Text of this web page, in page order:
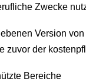
Zwecke
Version
zuvor der
Bereiche